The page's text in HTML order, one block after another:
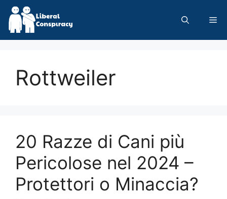
Skip
content
Rottweiler
20 Razze di Cani più
Pericolose nel 2024 –
Protettori o Minaccia?